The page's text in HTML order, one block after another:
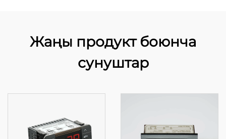
Жаңы продукт боюнча
сунуштар